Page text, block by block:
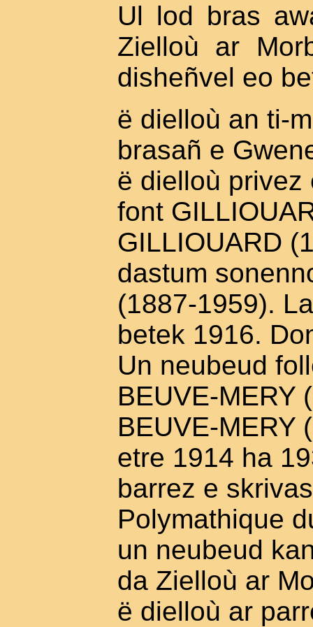
Ul lod bras
Zielloù ar
disheñvel eo
ë dielloù an ti-
brasañ e
ë dielloù privez
font
GILLIOUARD
dastum
(1887-1959).
betek 1916.
Un neubeud
BEUVE-MERY
BEUVE-MERY
etre 1914 ha
barrez e
Polymathique
un neubeud
da Zielloù ar
ë dielloù ar